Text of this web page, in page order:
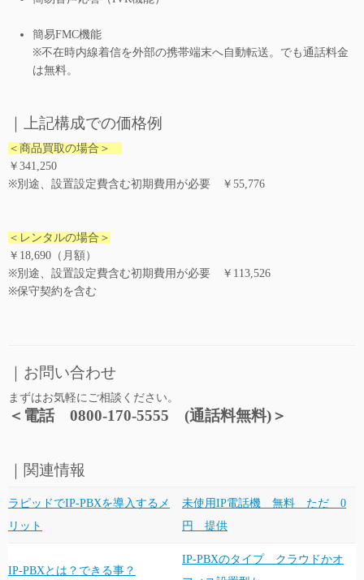
簡易FMC機能
※不在時内線着信を外部の携帯端末へ自動転送。でも通話料金
は無料。
｜上記構成での価格例
＜商品買取の場合＞
￥341,250
※別途、設置設定費含む初期費用が必要 ￥55,776
＜レンタルの場合＞
￥18,690（月額）
※別途、設置設定費含む初期費用が必要 ￥113,526
※保守契約を含む
｜お問い合わせ
まずはお気軽にご相談ください。
＜電話 0800-170-5555 (通話料無料)＞
｜関連情報
ラピッドでIP-PBXを導入するメ
リット
未使用IP電話機 無料 ただ 0
円 提供
IP-PBXとは？できる事？
IP-PBXのタイプ クラウドかオ